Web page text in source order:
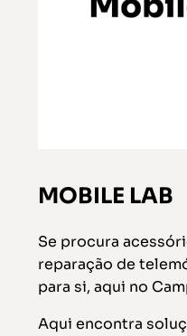
MOBILE LAB
Se procura
reparação de
para si, aqui no
Aqui encontra